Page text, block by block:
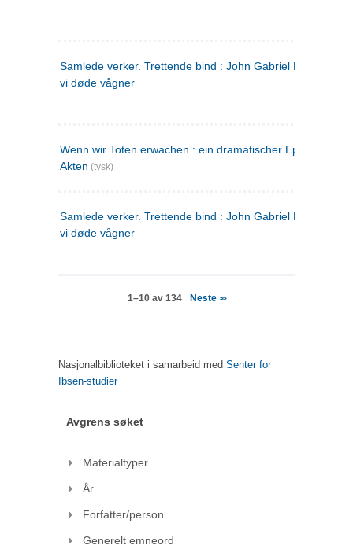
Samlede verker. Trettende bind : John Gabriel Borkman ;
vi døde vågner
Wenn wir Toten erwachen : ein dramatischer Epilog in drei
Akten (tysk)
Samlede verker. Trettende bind : John Gabriel Borkman ;
vi døde vågner
1–10 av 134 Neste >>
Nasjonalbiblioteket i samarbeid med Senter for
Ibsen-studier
Avgrens søket
Materialtyper
År
Forfatter/person
Generelt emneord